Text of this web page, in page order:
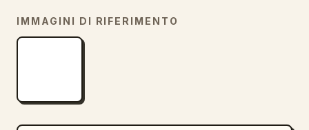
      "icon": "Logo OpenAI",
IMMAGINI DI RIFERIMENTO